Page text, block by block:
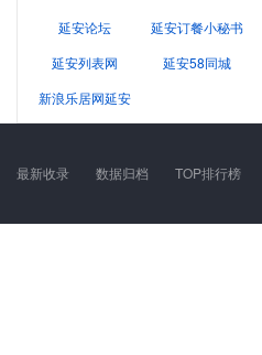
延安论坛
延安订餐小秘书
延安列表网
延安58同城
新浪乐居网延安
最新收录 数据归档 TOP排行榜